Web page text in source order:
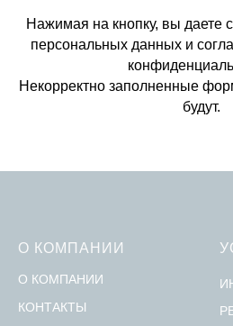
Нажимая на кнопку, вы даете
персональных данных и
Некорректно заполненные
будут.
О КОМПАНИИ
О КОМПАНИИ
КОНТАКТЫ